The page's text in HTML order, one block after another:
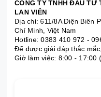
CÔNG TY TNHH ĐẦU TƯ
LAN VIÊN
Địa chỉ: 611/8A Điện Biên
Chí Minh, Việt Nam
Hotline:0383 410 972 -
Để được giải đáp thắc
Giờ làm việc: 8:00 - 17:00